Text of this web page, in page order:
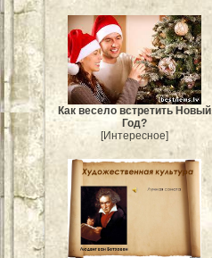
Как весело встретить Новый
Год?
[Интересное]